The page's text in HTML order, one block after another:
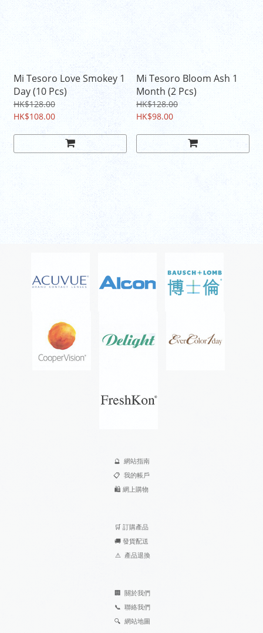
Mi Tesoro Love Smokey 1
Day (10 Pcs)
HK$128.00
HK$108.00
Mi Tesoro Bloom Ash 1
Month (2 Pcs)
HK$128.00
HK$98.00
🔮 網站指南
📋 我的帳戶
🛍️ 網上購物
🛒 訂購產品
🚚 發貨配送
⚠ 產品退換
🏢 關於我們
📞 聯絡我們
🔍 網站地圖